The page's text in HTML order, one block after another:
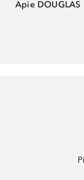
Apie DOUGLAS